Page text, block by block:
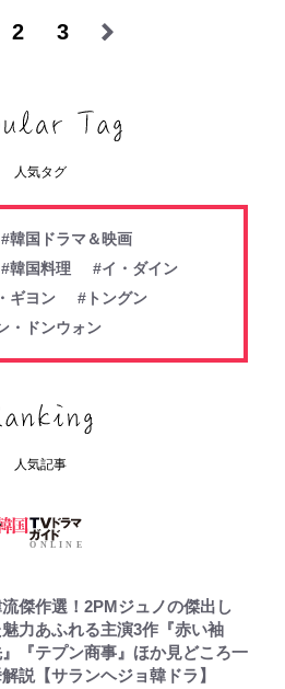
2 3
人気タグ
#韓国ドラマ＆映画
#韓国料理
#イ・ダイン
ギヨン
#トングン
・ドンウォン
人気記事
傑作選！2PMジュノの傑出し
魅力あふれる主演3作『赤い袖
『テプン商事』ほか見どころ一
説【サランヘジョ韓ドラ】